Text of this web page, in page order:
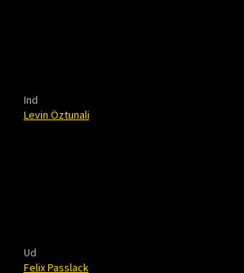
Ind
Levin Öztunali
Ud
Felix Passlack